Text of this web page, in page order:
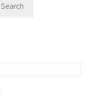
Search